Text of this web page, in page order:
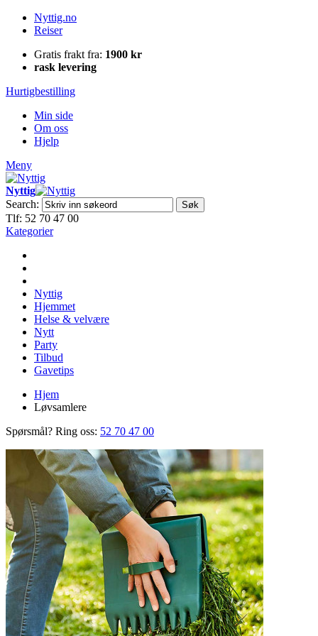
Nyttig.no
Reiser
Gratis frakt fra: 1900 kr
rask levering
Hurtigbestilling
Min side
Om oss
Hjelp
Meny
Nyttig
Search:
Søk
Tlf: 52 70 47 00
Kategorier
Nyttig
Hjemmet
Helse & velvære
Nytt
Party
Tilbud
Gavetips
Hjem
Løvsamlere
Spørsmål? Ring oss: 52 70 47 00